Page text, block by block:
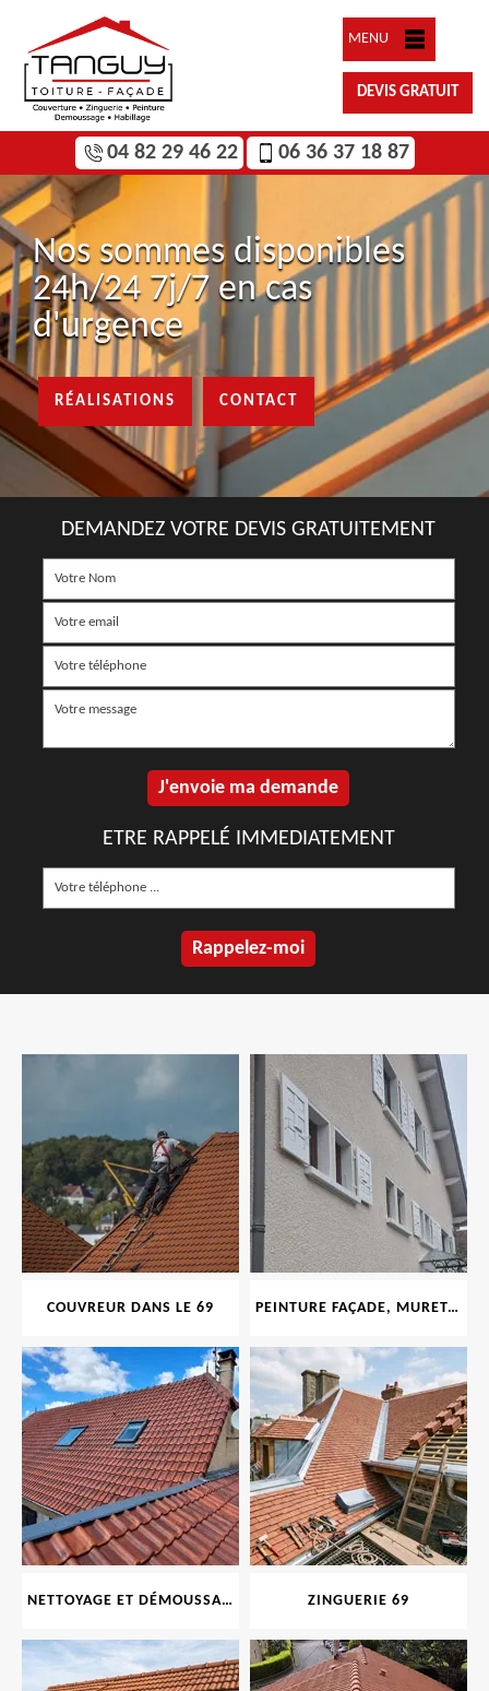
MENU
DEVIS GRATUIT
04 82 29 46 22 06 36 37 18 87
Nos sommes disponibles
24h/24 7j/7 en cas
d'urgence
RÉALISATIONS CONTACT
DEMANDEZ VOTRE DEVIS GRATUITEMENT
ETRE RAPPELÉ IMMEDIATEMENT
COUVREUR DANS LE 69 PEINTURE FAÇADE, MURET, TOITURE, BOISERIE, FERRONERIE, GOUTTIÈRE 69
NETTOYAGE ET DÉMOUSSAGE DE TOITURE ET FAÇADE 69 ZINGUERIE 69